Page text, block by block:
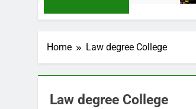
Home Law degree College
Law degree College